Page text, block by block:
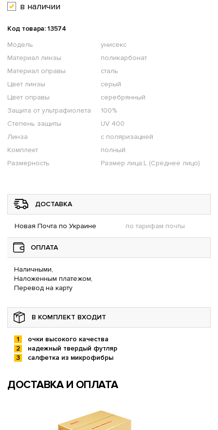
в наличии
Код товара: 13574
Модель
унисекс
Материал линзы
поликарбонат
Материал оправы
сталь
Цвет линзы
серый
Цвет оправы
серебрянный
Защита от ультрафиолета
100%
Степень защиты
UV 400
Линза
с поляризацией
Комплект
полный
Размерность
Размер лица:L (Среднее лицо)
ДОСТАВКА
Новая Почта по Украине по тарифам почты
ОПЛАТА
Наличными,
Наложенным платежом,
Перевод на карту
В КОМПЛЕКТ ВХОДИТ
очки высокого качества
надежный твердый футляр
салфетка из микрофибры
ДОСТАВКА И ОПЛАТА